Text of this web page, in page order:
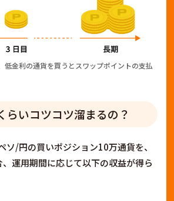
金利の通貨を買うとスワップポイントの支払
らいコツコツ溜まるの？
ソ/円の買いポジション10万通貨を、
運用期間に応じて以下の収益が得ら